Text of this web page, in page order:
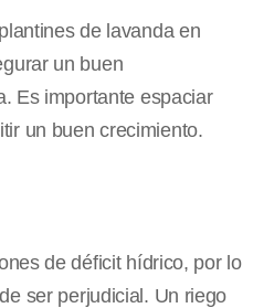
de lavanda en
un buen
Es importante espaciar
un buen crecimiento.
de déficit hídrico, por lo
ser perjudicial. Un riego